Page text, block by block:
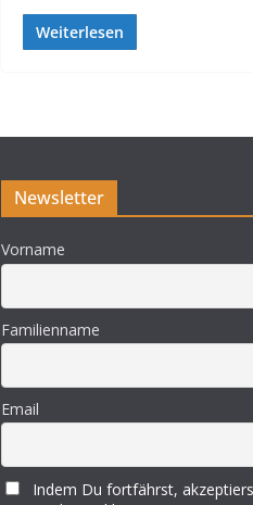
Weiterlesen
Newsletter
Vorname
Familienname
Email
Indem Du fortfährst,